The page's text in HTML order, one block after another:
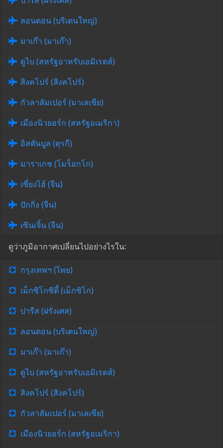
ลอนดอน (บริเตนใหญ่)
มาเก๊า (มาเก๊า)
ดูไบ (สหรัฐอาหรับเอมิเรตส์)
สิงคโปร์ (สิงคโปร์)
กัวลาลัมเปอร์ (มาเลเซีย)
เมืองนิวยอร์ก (สหรัฐอเมริกา)
อิสตันบูล (ตุรกี)
มาราเกช (โมร็อกโก)
เซี่ยงไฮ้ (จีน)
ปักกิ่ง (จีน)
เซินเจิ้น (จีน)
ดูว่าภูมิอากาศเปลี่ยนไปอย่างไรใน:
กรุงเทพฯ (ไทย)
เม็กซิโกซิตี้ (เม็กซิโก)
ปารีส (ฝรั่งเศส)
ลอนดอน (บริเตนใหญ่)
มาเก๊า (มาเก๊า)
ดูไบ (สหรัฐอาหรับเอมิเรตส์)
สิงคโปร์ (สิงคโปร์)
กัวลาลัมเปอร์ (มาเลเซีย)
เมืองนิวยอร์ก (สหรัฐอเมริกา)